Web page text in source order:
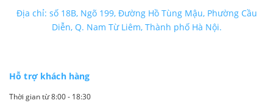
Địa chỉ: số 18B, Ngõ 199, Đường Hồ Tùng Mậu, Phường Cầu
Diễn, Q. Nam Từ Liêm, Thành phố Hà Nội.
Hỗ trợ khách hàng
Thời gian từ 8:00 - 18:30